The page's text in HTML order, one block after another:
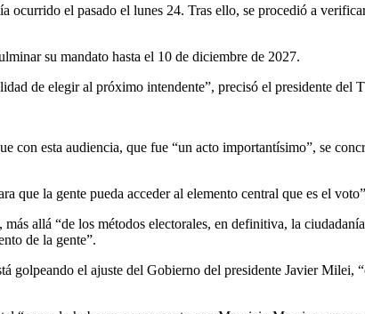
ocurrido el pasado el lunes 24. Tras ello, se procedió a
su mandato hasta el 10 de diciembre de 2027.
de elegir al próximo intendente”, precisó el presidente del
esta audiencia, que fue “un acto importantísimo”, se
que la gente pueda acceder al elemento central que es el
allá “de los métodos electorales, en definitiva, la
de la gente”.
golpeando el ajuste del Gobierno del presidente Javier Milei,